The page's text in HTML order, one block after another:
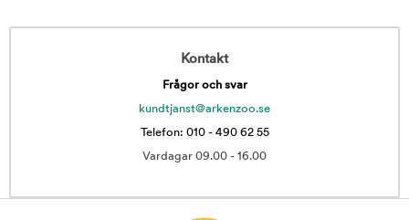
Kontakt
Frågor och svar
kundtjanst@arkenzoo.se
Telefon: 010 - 490 62 55
Vardagar 09.00 - 16.00